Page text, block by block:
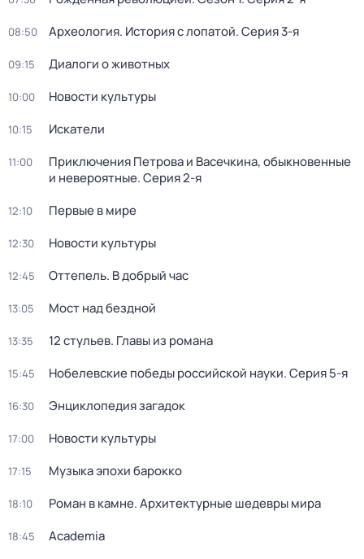
08:50 Археология. История с лопатой. Серия 3-я
09:15 Диалоги о животных
10:00 Новости культуры
10:15 Искатели
11:00
Приключения Петрова и Васечкина, обыкновенные
и невероятные. Серия 2-я
12:10 Первые в мире
12:30 Новости культуры
12:45 Оттепель. В добрый час
13:05 Мост над бездной
13:35 12 стульев. Главы из романа
15:45 Нобелевские победы российской науки. Серия 5-я
16:30 Энциклопедия загадок
17:00 Новости культуры
17:15 Музыка эпохи барокко
18:10 Роман в камне. Архитектурные шедевры мира
18:45 Academia